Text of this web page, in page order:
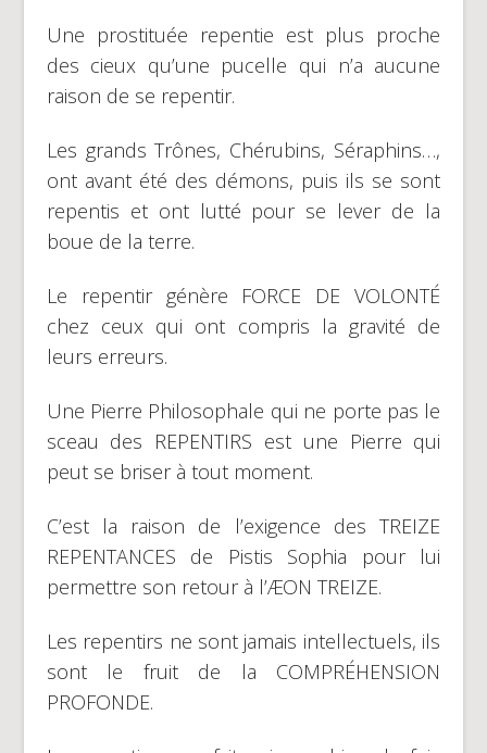
Une prostituée repentie est plus proche
des cieux qu’une pucelle qui n’a aucune
raison de se repentir.
Les grands Trônes, Chérubins, Séraphins…,
ont avant été des démons, puis ils se sont
repentis et ont lutté pour se lever de la
boue de la terre.
Le repentir génère FORCE DE VOLONTÉ
chez ceux qui ont compris la gravité de
leurs erreurs.
Une Pierre Philosophale qui ne porte pas le
sceau des REPENTIRS est une Pierre qui
peut se briser à tout moment.
C’est la raison de l’exigence des TREIZE
REPENTANCES de Pistis Sophia pour lui
permettre son retour à l’ÆON TREIZE.
Les repentirs ne sont jamais intellectuels, ils
sont le fruit de la COMPRÉHENSION
PROFONDE.